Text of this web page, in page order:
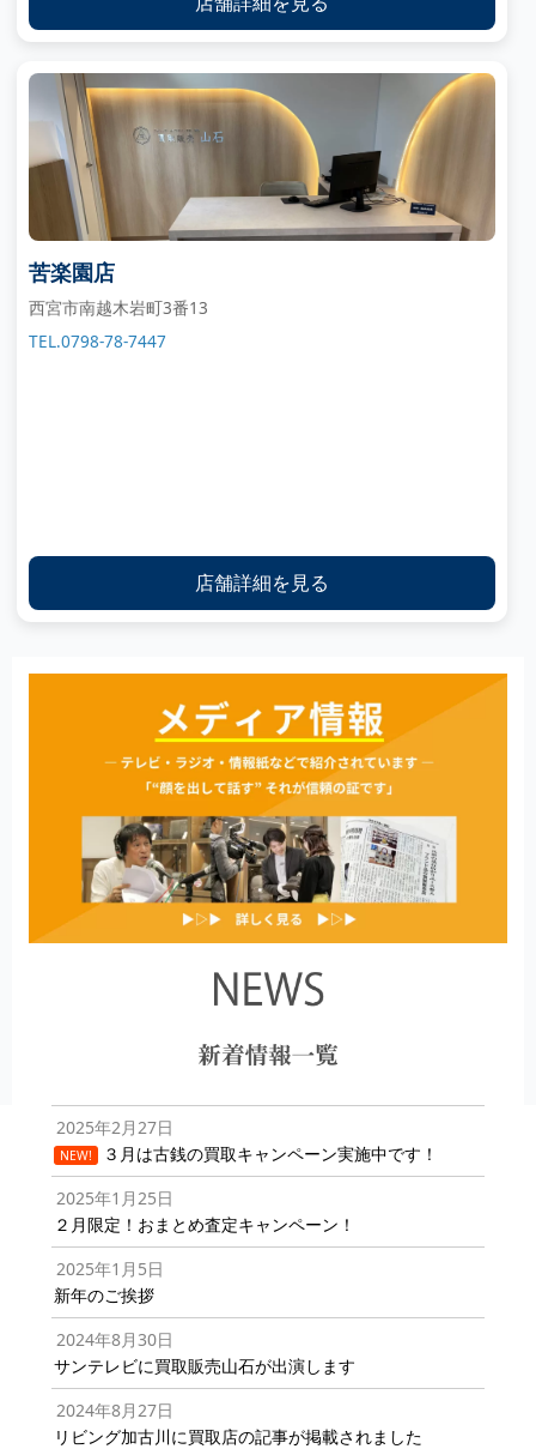
苦楽園店
西宮市南越木岩町3番13
TEL.0798-78-7447
店舗詳細を見る
2025年2月27日
NEW! ３月は古銭の買取キャンペーン実施中です！
2025年1月25日
２月限定！おまとめ査定キャンペーン！
2025年1月5日
新年のご挨拶
2024年8月30日
サンテレビに買取販売山石が出演します
2024年8月27日
リビング加古川に買取店の記事が掲載されました